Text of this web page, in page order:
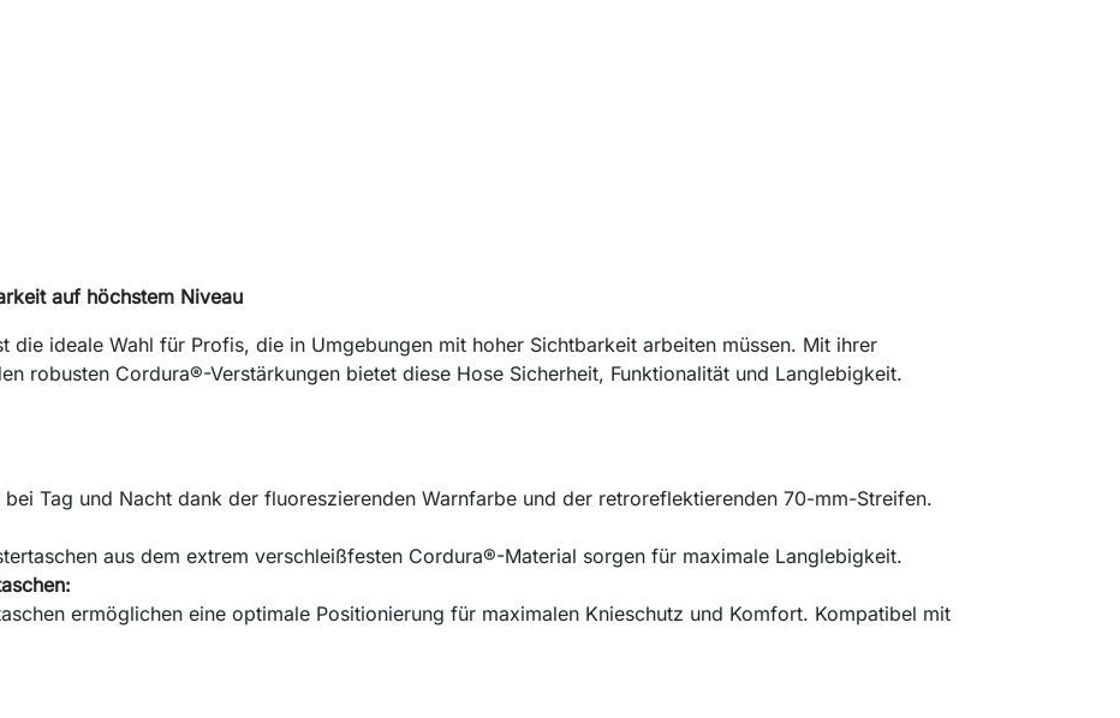
auf höchstem Niveau
die ideale Wahl für Profis, die in Umgebungen mit hoher Sichtbarkeit arbeiten müssen. Mit ihrer
robusten Cordura®-Verstärkungen bietet diese Hose Sicherheit, Funktionalität und Langlebigkeit.
Tag und Nacht dank der fluoreszierenden Warnfarbe und der retroreflektierenden 70-mm-Streifen.
aus dem extrem verschleißfesten Cordura®-Material sorgen für maximale Langlebigkeit.
ermöglichen eine optimale Positionierung für maximalen Knieschutz und Komfort. Kompatibel mit